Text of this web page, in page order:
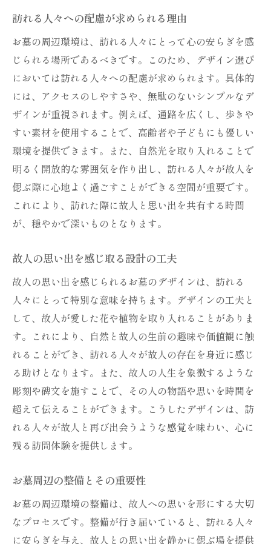
訪れる人々への配慮が求められる理由
お墓の周辺環境は、訪れる人々にとって心の安らぎを感
じられる場所であるべきです。このため、デザイン選び
においては訪れる人々への配慮が求められます。具体的
には、アクセスのしやすさや、無駄のないシンプルなデ
ザインが重視されます。例えば、通路を広くし、歩きや
すい素材を使用することで、高齢者や子どもにも優しい
環境を提供できます。また、自然光を取り入れることで
明るく開放的な雰囲気を作り出し、訪れる人々が故人を
偲ぶ際に心地よく過ごすことができる空間が重要です。
これにより、訪れた際に故人と思い出を共有する時間
が、穏やかで深いものとなります。
故人の思い出を感じ取る設計の工夫
故人の思い出を感じられるお墓のデザインは、訪れる
人々にとって特別な意味を持ちます。デザインの工夫と
して、故人が愛した花や植物を取り入れることがありま
す。これにより、自然と故人の生前の趣味や価値観に触
れることができ、訪れる人々が故人の存在を身近に感じ
る助けとなります。また、故人の人生を象徴するような
彫刻や碑文を施すことで、その人の物語や思いを時間を
超えて伝えることができます。こうしたデザインは、訪
れる人々が故人と再び出会うような感覚を味わい、心に
残る訪問体験を提供します。
お墓周辺の整備とその重要性
お墓の周辺環境の整備は、故人への思いを形にする大切
なプロセスです。整備が行き届いていると、訪れる人々
に安らぎを与え、故人との思い出を静かに偲ぶ場を提供